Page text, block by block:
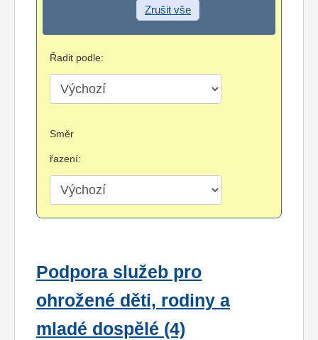
Zrušit vše
Řadit podle:
Směr
řazení:
Podpora služeb pro
ohrožené děti, rodiny a
mladé dospělé (4)